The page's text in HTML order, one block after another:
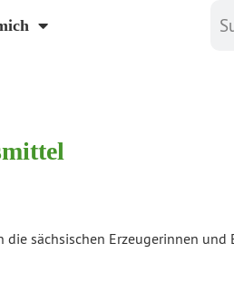
sächsischen Erzeugerinnen und